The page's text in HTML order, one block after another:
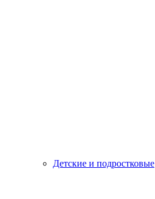
Детские и подростковые